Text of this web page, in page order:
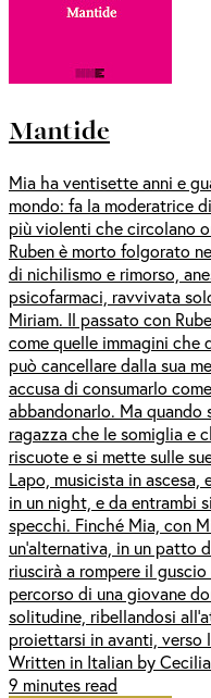
Mantide
Mia ha ventisette anni e
mondo: fa la moderatrice
più violenti che circolano
Ruben è morto folgorato
di nichilismo e rimorso,
psicofarmaci, ravvivata
Miriam. Il passato con
come quelle immagini che
può cancellare dalla sua
accusa di consumarlo
abbandonarlo. Ma
ragazza che le somiglia e
riscuote e si mette sulle
Lapo, musicista in ascesa,
in un night, e da entrambi
specchi. Finché Mia, con
un’alternativa, in un patto
riuscirà a rompere il
percorso di una giovane
solitudine, ribellandosi
proiettarsi in avanti, verso
Written in Italian by
9 minutes read